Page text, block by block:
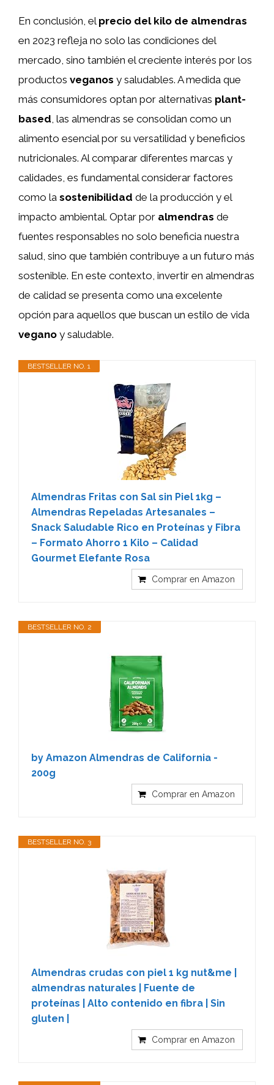
En conclusión, el precio del kilo de almendras
en 2023 refleja no solo las condiciones del
mercado, sino también el creciente interés por los
productos veganos y saludables. A medida que
más consumidores optan por alternativas plant-
based, las almendras se consolidan como un
alimento esencial por su versatilidad y beneficios
nutricionales. Al comparar diferentes marcas y
calidades, es fundamental considerar factores
como la sostenibilidad de la producción y el
impacto ambiental. Optar por almendras de
fuentes responsables no solo beneficia nuestra
salud, sino que también contribuye a un futuro más
sostenible. En este contexto, invertir en almendras
de calidad se presenta como una excelente
opción para aquellos que buscan un estilo de vida
vegano y saludable.
BESTSELLER NO. 1
Almendras Fritas con Sal sin Piel 1kg –
Almendras Repeladas Artesanales –
Snack Saludable Rico en Proteínas y Fibra
– Formato Ahorro 1 Kilo – Calidad
Gourmet Elefante Rosa
Comprar en Amazon
BESTSELLER NO. 2
by Amazon Almendras de California -
200g
Comprar en Amazon
BESTSELLER NO. 3
Almendras crudas con piel 1 kg nut&me |
almendras naturales | Fuente de
proteínas | Alto contenido en fibra | Sin
gluten |
Comprar en Amazon